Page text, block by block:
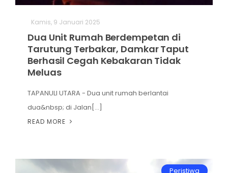
Kamis, 9 Januari 2025
Dua Unit Rumah Berdempetan di
Tarutung Terbakar, Damkar Taput
Berhasil Cegah Kebakaran Tidak
Meluas
TAPANULI UTARA - Dua unit rumah berlantai
dua&nbsp; di Jalan[...]
READ MORE
Peristiwa